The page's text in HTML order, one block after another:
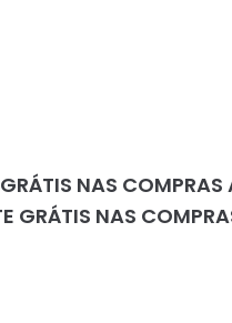
GRÁTIS NAS
GRÁTIS NAS